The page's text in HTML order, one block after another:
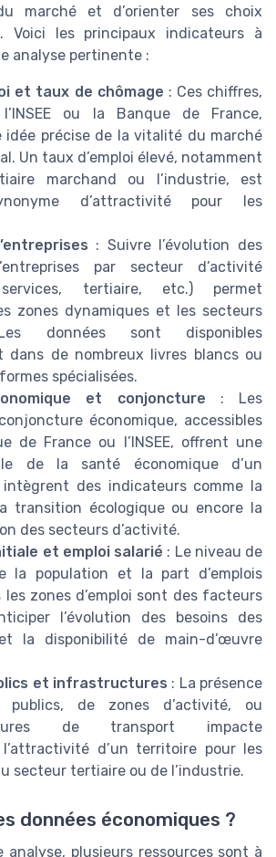
marché et d’orienter ses choix
Voici les principaux indicateurs à
analyse pertinente :
et taux de chômage : Ces chiffres,
ou la Banque de France,
idée précise de la vitalité du marché
Un taux d’emploi élevé, notamment
marchand ou l’industrie, est
d’attractivité pour les
: Suivre l’évolution des
par secteur d’activité
tertiaire, etc.) permet
zones dynamiques et les secteurs
données sont disponibles
dans de nombreux livres blancs ou
spécialisées.
et conjoncture : Les
économique, accessibles
de France ou l’INSEE, offrent une
de la santé économique d’un
des indicateurs comme la
transition écologique ou encore la
des secteurs d’activité.
et emploi salarié : Le niveau de
la population et la part d’emplois
les zones d’emploi sont des facteurs
l’évolution des besoins des
la disponibilité de main-d’œuvre
et infrastructures : La présence
publics, de zones d’activité, ou
de transport impacte
d’un territoire pour les
secteur tertiaire ou de l’industrie.
données économiques ?
analyse, plusieurs ressources sont à